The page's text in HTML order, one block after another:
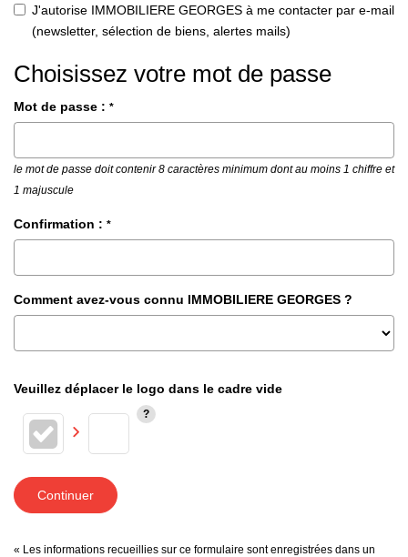
J'autorise IMMOBILIERE GEORGES à me contacter par e-mail
(newsletter, sélection de biens, alertes mails)
Choisissez votre mot de passe
Mot de passe : *
le mot de passe doit contenir 8 caractères minimum dont au moins 1 chiffre et
1 majuscule
Confirmation : *
Comment avez-vous connu IMMOBILIERE GEORGES ?
Veuillez déplacer le logo dans le cadre vide
Continuer
« Les informations recueillies sur ce formulaire sont enregistrées dans un